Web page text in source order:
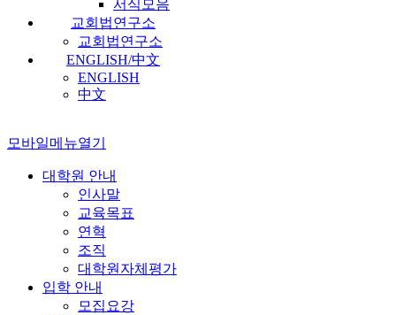
서식모음
교회법연구소
교회법연구소
ENGLISH/中文
ENGLISH
中文
모바일메뉴열기
대학원 안내
인사말
교육목표
연혁
조직
대학원자체평가
입학 안내
모집요강